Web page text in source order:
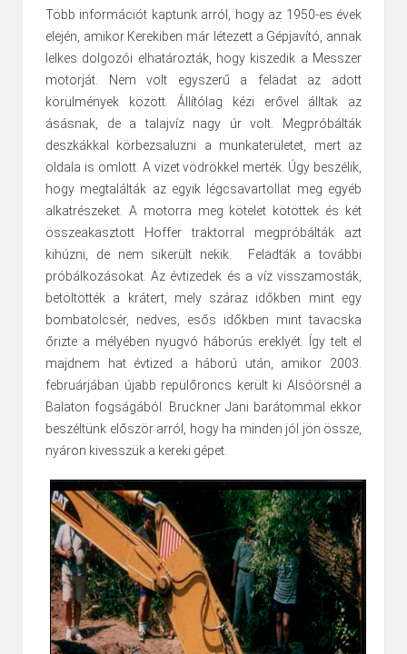
Több információt kaptunk arról, hogy az 1950-es évek
elején, amikor Kerekiben már létezett a Gépjavító, annak
lelkes dolgozói elhatározták, hogy kiszedik a Messzer
motorját. Nem volt egyszerű a feladat az adott
körülmények között. Állítólag kézi erővel álltak az
ásásnak, de a talajvíz nagy úr volt. Megpróbálták
deszkákkal körbezsaluzni a munkaterületet, mert az
oldala is omlott. A vizet vödrökkel merték. Úgy beszélik,
hogy megtalálták az egyik légcsavartollat meg egyéb
alkatrészeket. A motorra meg kötelet kötöttek és két
összeakasztott Hoffer traktorral megpróbálták azt
kihúzni, de nem sikerült nekik. Feladták a további
próbálkozásokat. Az évtizedek és a víz visszamosták,
betöltötték a krátert, mely száraz időkben mint egy
bombatölcsér, nedves, esős időkben mint tavacska
őrizte a mélyében nyugvó háborús ereklyét. Így telt el
majdnem hat évtized a háború után, amikor 2003.
februárjában újabb repülőroncs került ki Alsóörsnél a
Balaton fogságából. Bruckner Jani barátommal ekkor
beszéltünk először arról, hogy ha minden jól jön össze,
nyáron kivesszük a kereki gépet.